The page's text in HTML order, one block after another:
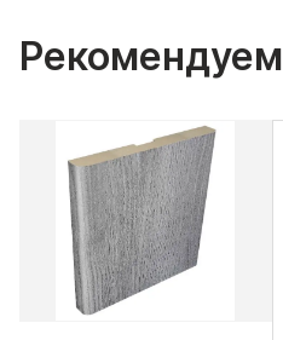
Рекомендуем